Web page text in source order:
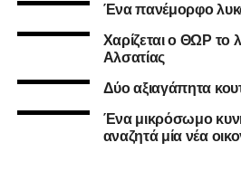
Ένα πανέμορφο
Χαρίζεται ο ΘΩΡ το
Αλσατίας
Δύο αξιαγάπητα
Ένα μικρόσωμο
αναζητά μία νέα